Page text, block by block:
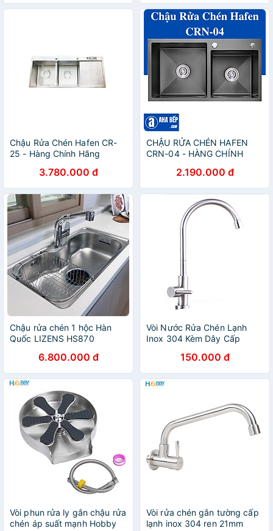
Chậu Rửa Chén Hafen CR-
25 - Hàng Chính Hãng
3.780.000 đ
CHẬU RỬA CHÉN HAFEN
CRN-04 - HÀNG CHÍNH
2.190.000 đ
Chậu rửa chén 1 hộc Hàn
Quốc LIZENS HS870
6.800.000 đ
Vòi Nước Rửa Chén Lạnh
Inox 304 Kèm Dây Cấp
150.000 đ
Vòi phun rửa ly gắn chậu rửa
chén áp suất mạnh Hobby
Vòi rửa chén gắn tường cấp
lạnh inox 304 ren 21mm